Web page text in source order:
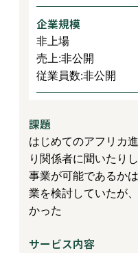
企業規模
非上場
売上:非公開
従業員数:非公開
課題
はじめてのアフリカ
り関係者に聞いたり
事業が可能であるか
業を検討していたが
かった
サービス内容